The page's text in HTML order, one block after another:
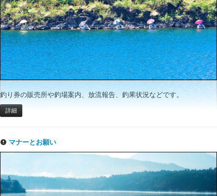
釣り券の販売所や釣場案内、放流報告、釣果状況などです。
詳細
マナーとお願い